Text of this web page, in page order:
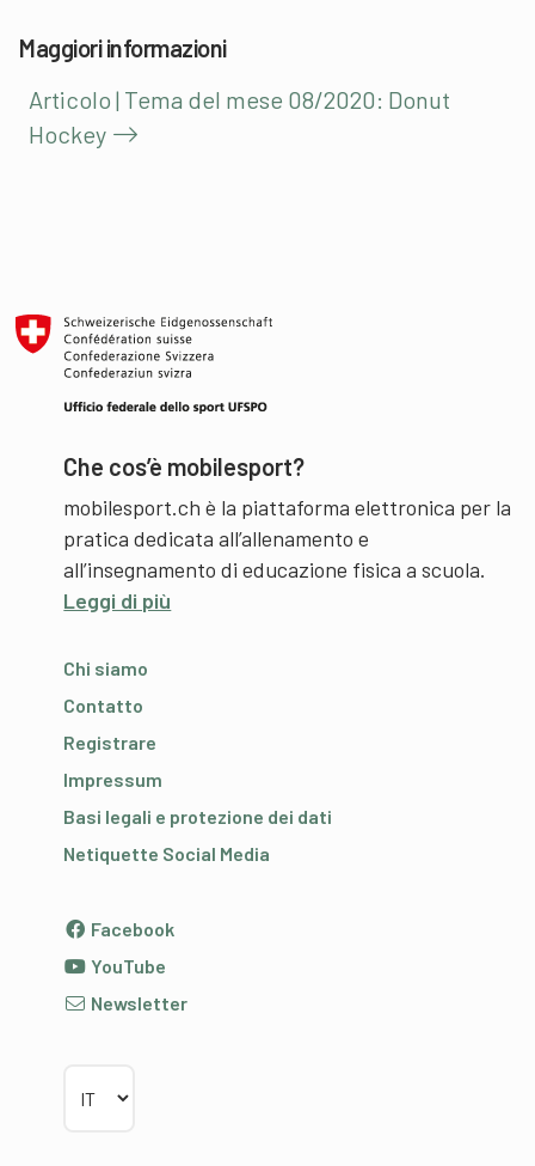
Maggiori informazioni
Articolo | Tema del mese 08/2020: Donut
Hockey
Che cos’è mobilesport?
mobilesport.ch è la piattaforma elettronica per la
pratica dedicata all’allenamento e
all’insegnamento di educazione fisica a scuola.
Leggi di più
Chi siamo
Contatto
Registrare
Impressum
Basi legali e protezione dei dati
Netiquette Social Media
Facebook
YouTube
Newsletter